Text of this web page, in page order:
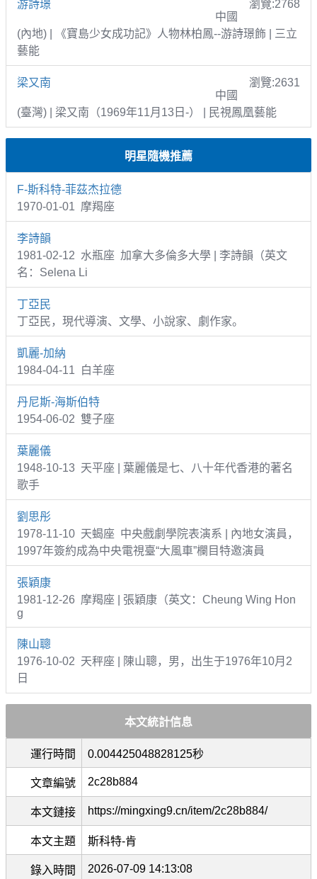
游詩璟
瀏覽:2768
中國
(內地) | 《寶島少女成功記》人物林柏鳳--游詩璟飾 | 三立
藝能
梁又南
瀏覽:2631
中國
(臺灣) | 梁又南（1969年11月13日-） | 民視鳳凰藝能
明星隨機推薦
F-斯科特-菲茲杰拉德
1970-01-01 摩羯座
李詩韻
1981-02-12 水瓶座 加拿大多倫多大學 | 李詩韻（英文
名：Selena Li
丁亞民
丁亞民，現代導演、文學、小說家、劇作家。
凱麗-加納
1984-04-11 白羊座
丹尼斯-海斯伯特
1954-06-02 雙子座
葉麗儀
1948-10-13 天平座 | 葉麗儀是七、八十年代香港的著名
歌手
劉思彤
1978-11-10 天蝎座 中央戲劇學院表演系 | 內地女演員，
1997年簽約成為中央電視臺“大風車”欄目特邀演員
張穎康
1981-12-26 摩羯座 | 張穎康（英文：Cheung Wing Hon
g
陳山聰
1976-10-02 天秤座 | 陳山聰，男，出生于1976年10月2
日
本文統計信息
運行時間 0.004425048828125秒
文章編號 2c28b884
本文鏈接 https://mingxing9.cn/item/2c28b884/
本文主題 斯科特-肯
錄入時間 2026-07-09 14:13:08